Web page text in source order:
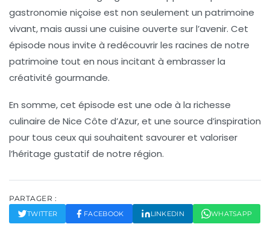
gastronomie niçoise est non seulement un patrimoine
vivant, mais aussi une cuisine ouverte sur l’avenir. Cet
épisode nous invite à redécouvrir les racines de notre
patrimoine tout en nous incitant à embrasser la
créativité gourmande.
En somme, cet épisode est une ode à la richesse
culinaire de Nice Côte d’Azur, et une source d’inspiration
pour tous ceux qui souhaitent savourer et valoriser
l’héritage gustatif de notre région.
PARTAGER :
TWITTER FACEBOOK LINKEDIN WHATSAPP